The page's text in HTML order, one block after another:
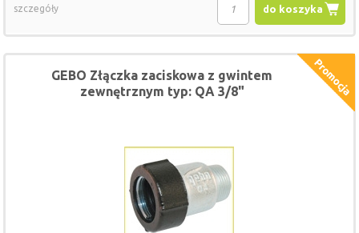
do koszyka
szczegóły
GEBO Złączka zaciskowa z gwintem
zewnętrznym typ: QA 3/8"